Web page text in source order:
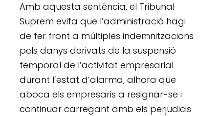
Amb aquesta sentència, el Tribunal
Suprem evita que l’administració hagi
de fer front a múltiples indemnitzacions
pels danys derivats de la suspensió
temporal de l’activitat empresarial
durant l’estat d’alarma, alhora que
aboca els empresaris a resignar-se i
continuar carregant amb els perjudicis